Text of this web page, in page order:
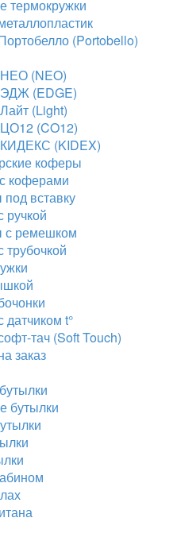
термокружки
(Portobello)
(NEO)
(EDGE)
(Light)
(CO12)
(KIDEX)
коферы
коферами
вставку
ручкой
с ремешком
трубочкой
датчиком t°
тач (Soft Touch)
заказ
бутылки